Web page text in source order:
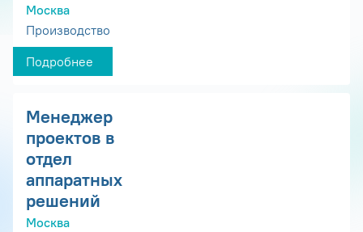
Москва
Производство
Подробнее
Менеджер
проектов в
отдел
аппаратных
решений
Москва